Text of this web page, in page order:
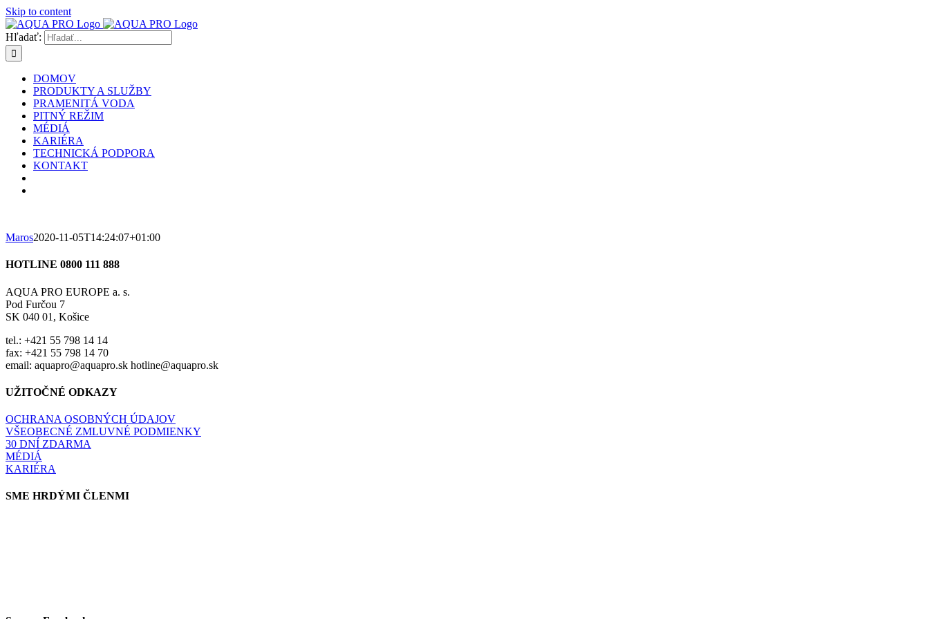
Skip to content
Hľadať:
DOMOV
PRODUKTY A SLUŽBY
PRAMENITÁ VODA
PITNÝ REŽIM
MÉDIÁ
KARIÉRA
TECHNICKÁ PODPORA
KONTAKT
Maros2020-11-05T14:24:07+01:00
HOTLINE 0800 111 888
AQUA PRO EUROPE a. s.
Pod Furčou 7
SK 040 01, Košice
tel.: +421 55 798 14 14
fax: +421 55 798 14 70
email: aquapro@aquapro.sk hotline@aquapro.sk
UŽITOČNÉ ODKAZY
OCHRANA OSOBNÝCH ÚDAJOV
VŠEOBECNÉ ZMLUVNÉ PODMIENKY
30 DNÍ ZDARMA
MÉDIÁ
KARIÉRA
SME HRDÝMI ČLENMI